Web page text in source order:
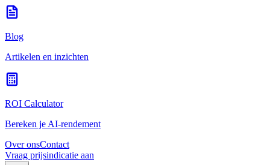
Blog
Artikelen en inzichten
ROI Calculator
Bereken je AI-rendement
Over onsContact
Vraag prijsindicatie aan